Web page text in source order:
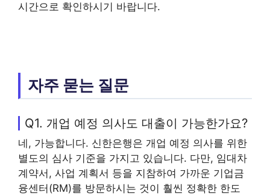
시간으로 확인하시기 바랍니다.
자주 묻는 질문
Q1. 개업 예정 의사도 대출이 가능한가요?
네, 가능합니다. 신한은행은 개업 예정 의사를 위한
별도의 심사 기준을 가지고 있습니다. 다만, 임대차
계약서, 사업 계획서 등을 지참하여 가까운 기업금
융센터(RM)를 방문하시는 것이 훨씬 정확한 한도